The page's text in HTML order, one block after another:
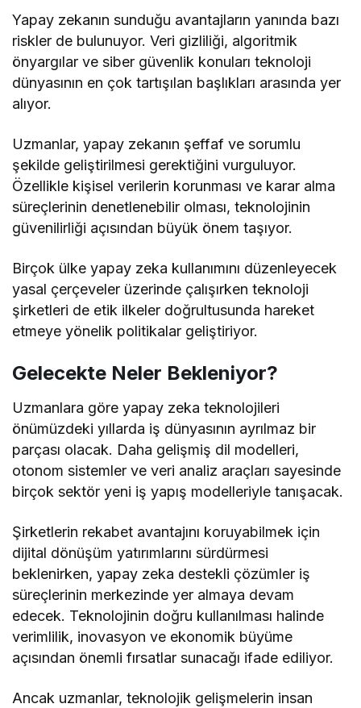
Yapay zekanın sunduğu avantajların yanında bazı
riskler de bulunuyor. Veri gizliliği, algoritmik
önyargılar ve siber güvenlik konuları teknoloji
dünyasının en çok tartışılan başlıkları arasında yer
alıyor.
Uzmanlar, yapay zekanın şeffaf ve sorumlu
şekilde geliştirilmesi gerektiğini vurguluyor.
Özellikle kişisel verilerin korunması ve karar alma
süreçlerinin denetlenebilir olması, teknolojinin
güvenilirliği açısından büyük önem taşıyor.
Birçok ülke yapay zeka kullanımını düzenleyecek
yasal çerçeveler üzerinde çalışırken teknoloji
şirketleri de etik ilkeler doğrultusunda hareket
etmeye yönelik politikalar geliştiriyor.
Gelecekte Neler Bekleniyor?
Uzmanlara göre yapay zeka teknolojileri
önümüzdeki yıllarda iş dünyasının ayrılmaz bir
parçası olacak. Daha gelişmiş dil modelleri,
otonom sistemler ve veri analiz araçları sayesinde
birçok sektör yeni iş yapış modelleriyle tanışacak.
Şirketlerin rekabet avantajını koruyabilmek için
dijital dönüşüm yatırımlarını sürdürmesi
beklenirken, yapay zeka destekli çözümler iş
süreçlerinin merkezinde yer almaya devam
edecek. Teknolojinin doğru kullanılması halinde
verimlilik, inovasyon ve ekonomik büyüme
açısından önemli fırsatlar sunacağı ifade ediliyor.
Ancak uzmanlar, teknolojik gelişmelerin insan